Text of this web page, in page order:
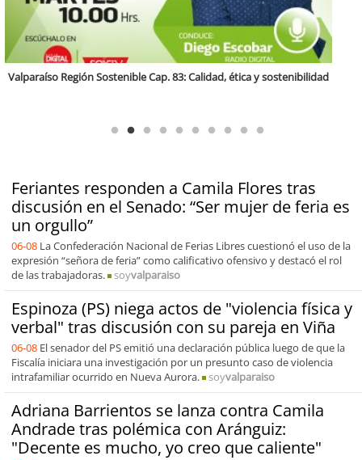
Feriantes responden a Camila Flores tras
discusión en el Senado: “Ser mujer de feria es
un orgullo”
06-08 La Confederación Nacional de Ferias Libres cuestionó el uso de la
expresión “señora de feria” como calificativo ofensivo y destacó el rol
de las trabajadoras.
soyvalparaiso
Espinoza (PS) niega actos de "violencia física y
verbal" tras discusión con su pareja en Viña
06-08 El senador del PS emitió una declaración pública luego de que la
Fiscalía iniciara una investigación por un presunto caso de violencia
intrafamiliar ocurrido en Nueva Aurora.
soyvalparaiso
Adriana Barrientos se lanza contra Camila
Andrade tras polémica con Aránguiz:
"Decente es mucho, yo creo que caliente"